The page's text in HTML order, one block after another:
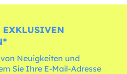
EXKLUSIVEN
von Neuigkeiten und
Sie Ihre E-Mail-Adresse